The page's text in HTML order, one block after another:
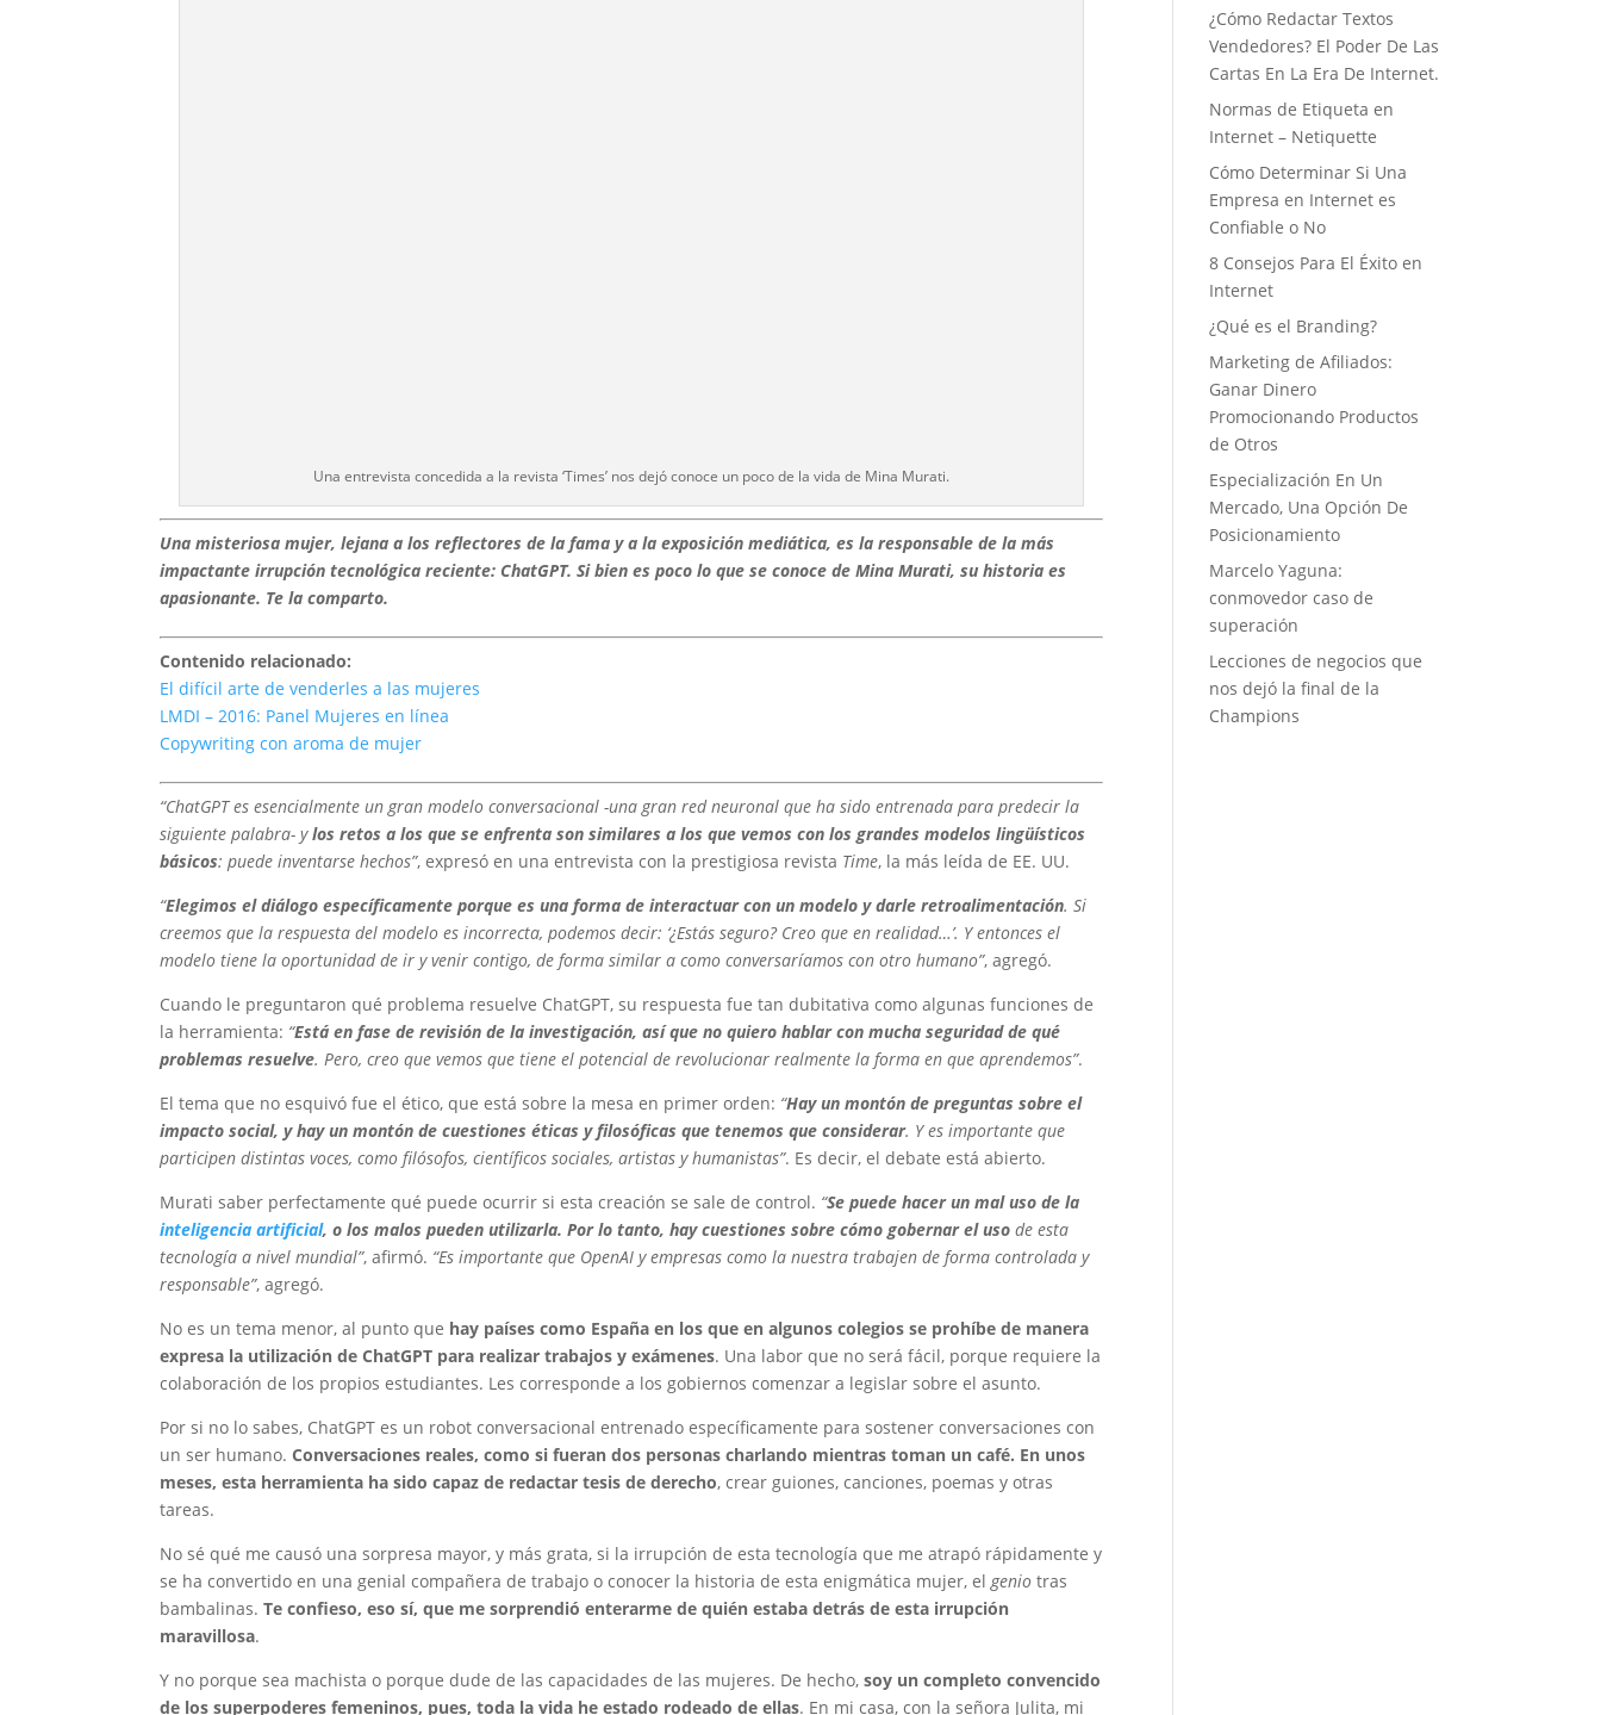
Una entrevista concedida a la revista ‘Times’ nos dejó conoce un poco de la vida de Mina Murati.
Una misteriosa mujer, lejana a los reflectores de la fama y a la exposición mediática, es la responsable de la más
impactante irrupción tecnológica reciente: ChatGPT. Si bien es poco lo que se conoce de Mina Murati, su historia es
apasionante. Te la comparto.
Contenido relacionado:
El difícil arte de venderles a las mujeres
LMDI – 2016: Panel Mujeres en línea
Copywriting con aroma de mujer
“ChatGPT es esencialmente un gran modelo conversacional -una gran red neuronal que ha sido entrenada para predecir la
siguiente palabra- ylos retos a los que se enfrenta son similares a los que vemos con los grandes modelos lingüísticos
básicos: puede inventarse hechos”, expresó en una entrevista con la prestigiosa revista Time, la más leída de EE. UU.
“Elegimos el diálogo específicamente porque es una forma de interactuar con un modelo y darle retroalimentación. Si
creemos que la respuesta del modelo es incorrecta, podemos decir: ‘¿Estás seguro? Creo que en realidad…’. Y entonces el
modelo tiene la oportunidad de ir y venir contigo, de forma similar a como conversaríamos con otro humano”, agregó.
Cuando le preguntaron qué problema resuelve ChatGPT, su respuesta fue tan dubitativa como algunas funciones de
la herramienta: “Está en fase de revisión de la investigación, así que no quiero hablar con mucha seguridad de qué
problemas resuelve. Pero, creo que vemos que tiene el potencial de revolucionar realmente la forma en que aprendemos”.
El tema que no esquivó fue el ético, que está sobre la mesa en primer orden: “Hay un montón de preguntas sobre el
impacto social, y hay un montón de cuestiones éticas y filosóficas que tenemos que considerar. Y es importante que
participen distintas voces, como filósofos, científicos sociales, artistas y humanistas”. Es decir, el debate está abierto.
Murati saber perfectamente qué puede ocurrir si esta creación se sale de control. “Se puede hacer un mal uso de la
inteligencia artificial, o los malos pueden utilizarla. Por lo tanto, hay cuestiones sobre cómo gobernar el uso de esta
tecnología a nivel mundial”, afirmó. “Es importante que OpenAI y empresas como la nuestra trabajen de forma controlada y
responsable”, agregó.
No es un tema menor, al punto que hay países como España en los que en algunos colegios se prohíbe de manera
expresa la utilización de ChatGPT para realizar trabajos y exámenes. Una labor que no será fácil, porque requiere la
colaboración de los propios estudiantes. Les corresponde a los gobiernos comenzar a legislar sobre el asunto.
Por si no lo sabes, ChatGPT es un robot conversacional entrenado específicamente para sostener conversaciones con
un ser humano.Conversaciones reales, como si fueran dos personas charlando mientras toman un café. En unos
meses, esta herramienta ha sido capaz de redactar tesis de derecho, crear guiones, canciones, poemas y otras
tareas.
No sé qué me causó una sorpresa mayor, y más grata, si la irrupción de esta tecnología que me atrapó rápidamente y
se ha convertido en una genial compañera de trabajo o conocer la historia de esta enigmática mujer, elgenio tras
bambalinas.Te confieso, eso sí, que me sorprendió enterarme de quién estaba detrás de esta irrupción
maravillosa.
Y no porque sea machista o porque dude de las capacidades de las mujeres. De hecho,soy un completo convencido
de los superpoderes femeninos, pues, toda la vida he estado rodeado de ellas. En mi casa, con la señora Julita, mi
¿Cómo Redactar Textos
Vendedores? El Poder De Las
Cartas En La Era De Internet.
Normas de Etiqueta en
Internet – Netiquette
Cómo Determinar Si Una
Empresa en Internet es
Confiable o No
8 Consejos Para El Éxito en
Internet
¿Qué es el Branding?
Marketing de Afiliados:
Ganar Dinero
Promocionando Productos
de Otros
Especialización En Un
Mercado, Una Opción De
Posicionamiento
Marcelo Yaguna:
conmovedor caso de
superación
Lecciones de negocios que
nos dejó la final de la
Champions